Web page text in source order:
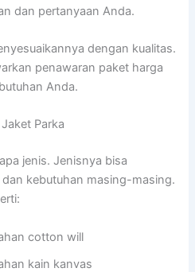
dan pertanyaan Anda.
dengan kualitas.
penawaran paket harga
Anda.
Parka
jenis. Jenisnya bisa
kebutuhan masing-masing.
cotton will
kain kanvas